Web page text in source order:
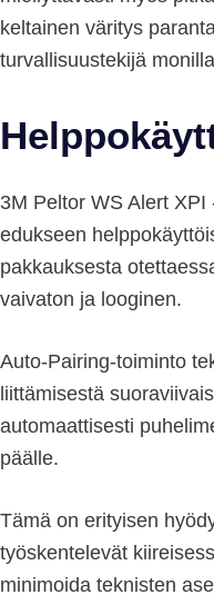
keltainen väritys
turvallisuustekijä
3M Peltor WS Alert
edukseen
pakkauksesta
vaivaton ja looginen.
Auto-Pairing-toiminto
liittämisestä
automaattisesti
päälle.
Tämä on erityisen
työskentelevät
minimoida teknisten